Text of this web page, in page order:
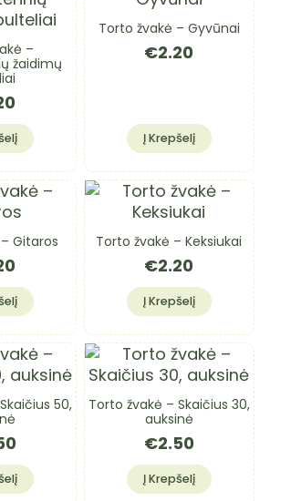
–
žaidimų
Torto žvakė – Gyvūnai
€2.20
Į Krepšelį
Gitaros Torto žvakė – Keksiukai
€2.20
Į Krepšelį
50,
Torto žvakė – Skaičius 30,
auksinė
€2.50
Į Krepšelį